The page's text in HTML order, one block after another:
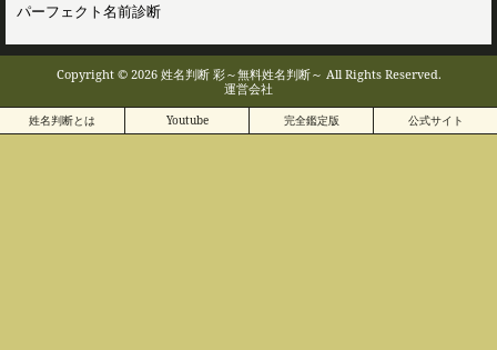
パーフェクト名前診断
Copyright © 2026 姓名判断 彩～無料姓名判断～ All Rights Reserved.
運営会社
姓名判断とは Youtube 完全鑑定版 公式サイト